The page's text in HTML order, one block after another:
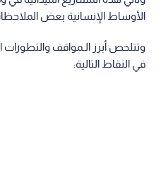
الأوساط الإنسانية بعض
وتتلخص أبرز الـمواقف والتطورات
في النقاط التالية: